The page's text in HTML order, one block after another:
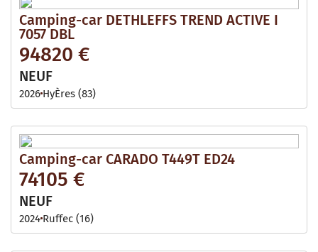
Camping-car DETHLEFFS TREND ACTIVE I
7057 DBL
94820 €
NEUF
2026 HyÈres (83)
Camping-car CARADO T449T ED24
74105 €
NEUF
2024 Ruffec (16)